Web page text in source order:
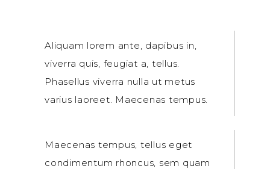
Aliquam lorem ante, dapibus in,
viverra quis, feugiat a, tellus.
Phasellus viverra nulla ut metus
varius laoreet. Maecenas tempus.
Maecenas tempus, tellus eget
condimentum rhoncus, sem quam